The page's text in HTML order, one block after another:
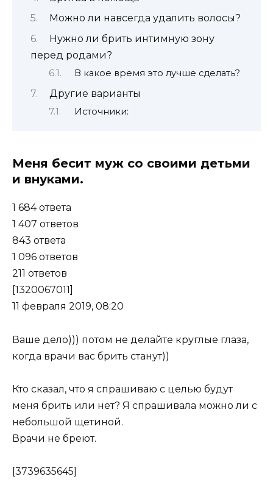
Можно ли навсегда удалить волосы?
Нужно ли брить интимную зону
перед родами?
В какое время это лучше сделать?
Другие варианты
Источники:
Меня бесит муж со своими детьми
и внуками.
1 684 ответа
1 407 ответов
843 ответа
1 096 ответов
211 ответов
[1320067011]
11 февраля 2019, 08:20
Ваше дело))) потом не делайте круглые глаза,
когда врачи вас брить станут))
Кто сказал, что я спрашиваю с целью будут
меня брить или нет? Я спрашивала можно ли с
небольшой щетиной.
Врачи не бреют.
[3739635645]